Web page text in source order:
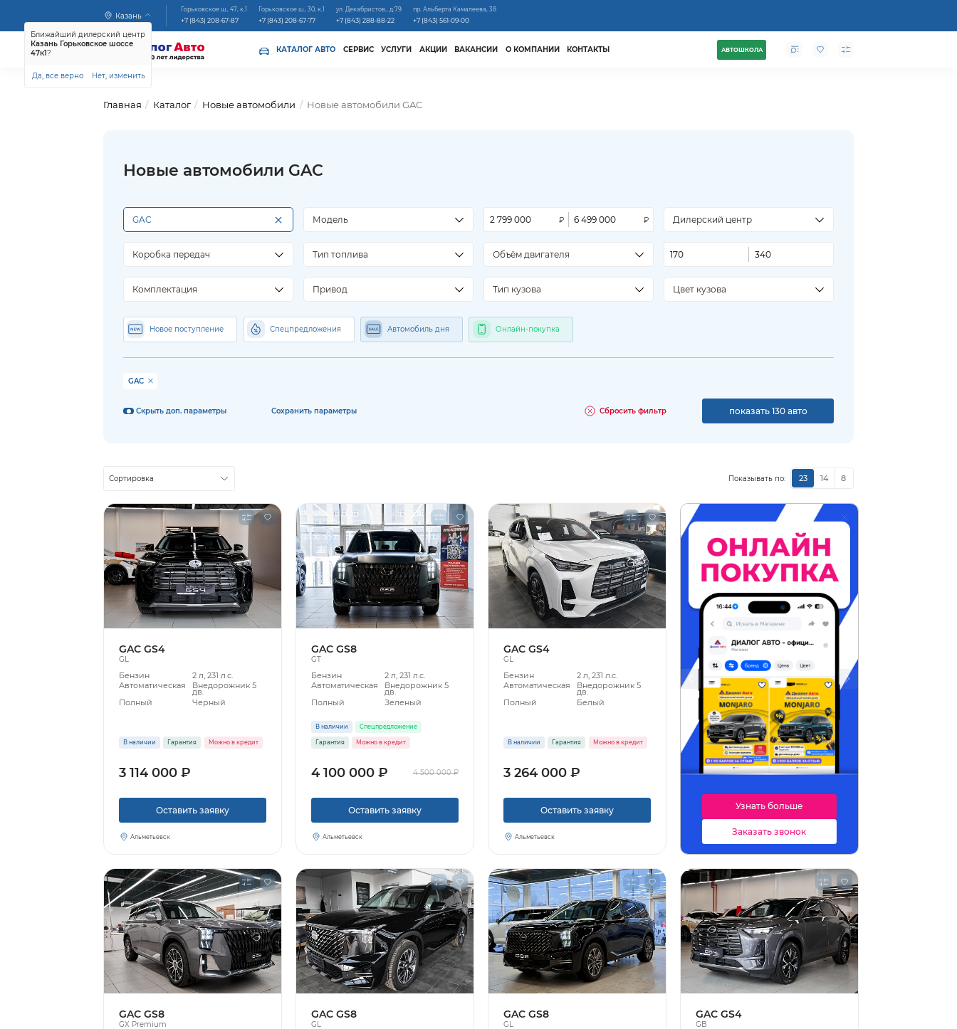
Казань
Ближайший дилерский центр
Казань Горьковское шоссе
47к1?
Да, все верно Нет, изменить
Горьковское ш., 47, к.1
+7 (843) 208-67-87
Горьковское ш., 30, к.1
+7 (843) 208-67-77
ул. Декабристов., д.79
+7 (843) 288-88-22
пр. Альберта Камалеева, 38
+7 (843) 561-09-00
КАТАЛОГ АВТО СЕРВИС УСЛУГИ АКЦИИ ВАКАНСИИ О КОМПАНИИ КОНТАКТЫ АВТОШКОЛА
Главная Каталог Новые автомобили Новые автомобили GAC
Новые автомобили GAC
×
GAC Модель Дилерский центр
Коробка передач Тип топлива Объём двигателя
Комплектация Привод Тип кузова Цвет кузова
Новое поступление Спецпредложения Автомобиль дня Онлайн-покупка
GAC
Скрыть доп. параметры Сохранить параметры Сбросить фильтр показать 130 авто
Сортировка Показывать по: 23 14 8
GAC GS4
GL
Бензин
2 л, 231 л.с.
Автоматическая
Внедорожник 5
дв.
Полный
Черный
В наличии Гарантия Можно в кредит
3 114 000 ₽
Оставить заявку
Альметьевск
GAC GS8
GT
Бензин
2 л, 231 л.с.
Автоматическая
Внедорожник 5
дв.
Полный
Зеленый
В наличии Спецпредложение
Гарантия Можно в кредит
4 100 000 ₽ 4 500 000 ₽
Оставить заявку
Альметьевск
GAC GS4
GL
Бензин
2 л, 231 л.с.
Автоматическая
Внедорожник 5
дв.
Полный
Белый
В наличии Гарантия Можно в кредит
3 264 000 ₽
Оставить заявку
Альметьевск
Заказать звонок
GAC GS8
GX Premium
GAC GS8
GL
GAC GS8
GL
GAC GS4
GB